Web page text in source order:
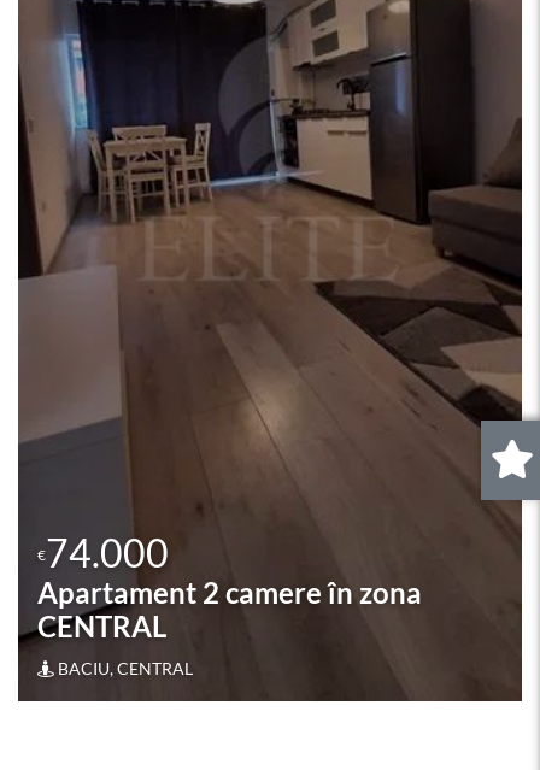
74.000
Apartament o camera în zona
CALEA DOROBANTILOR
Cluj-Napoca, CENTRAL (CALEA DOROBANTILOR)